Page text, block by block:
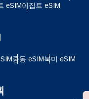
eSIM이집트 eSIM
중동 eSIM북미 eSIM